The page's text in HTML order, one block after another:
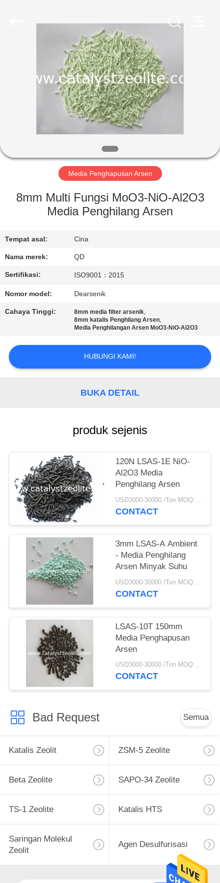
PRODUK
TENTANG
TUR
KONTROL
HUBUNGI
KAMI
SITEMAP
Media Penghapusan Arsen
8mm Multi Fungsi MoO3-NiO-Al2O3
Media Penghilang Arsen
Tempat asal: Cina
Nama merek: QD
Sertifikasi: ISO9001：2015
Nomor model: Dearsenik
Cahaya Tinggi: 8mm media filter arsenik,
8mm katalis Penghilang Arsen,
Media Penghilangan Arsen MoO3-NiO-Al2O3
HUBUNGI KAMI!
BUKA DETAIL
produk sejenis
120N LSAS-1E NiO-
Al2O3 Media
Penghilang Arsen
USD3000-30000 /Ton MOQ:1 KG
CONTACT
3mm LSAS-A Ambient
- Media Penghilang
Arsen Minyak Suhu
USD3000-30000 /Ton MOQ:1 KG
CONTACT
LSAS-10T 150mm
Media Penghapusan
Arsen
USD3000-30000 /Ton MOQ:1 KG
CONTACT
Bad Request Semua
Katalis Zeolit ZSM-5 Zeolite
Beta Zeolite SAPO-34 Zeolite
TS-1 Zeolite Katalis HTS
Saringan Molekul
Zeolit
Agen Desulfurisasi